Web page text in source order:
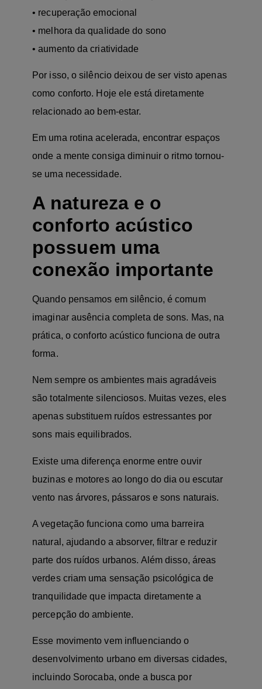
• recuperação emocional
• melhora da qualidade do sono
• aumento da criatividade
Por isso, o silêncio deixou de ser visto apenas
como conforto. Hoje ele está diretamente
relacionado ao bem-estar.
Em uma rotina acelerada, encontrar espaços
onde a mente consiga diminuir o ritmo tornou-
se uma necessidade.
A natureza e o
conforto acústico
possuem uma
conexão importante
Quando pensamos em silêncio, é comum
imaginar ausência completa de sons. Mas, na
prática, o conforto acústico funciona de outra
forma.
Nem sempre os ambientes mais agradáveis
são totalmente silenciosos. Muitas vezes, eles
apenas substituem ruídos estressantes por
sons mais equilibrados.
Existe uma diferença enorme entre ouvir
buzinas e motores ao longo do dia ou escutar
vento nas árvores, pássaros e sons naturais.
A vegetação funciona como uma barreira
natural, ajudando a absorver, filtrar e reduzir
parte dos ruídos urbanos. Além disso, áreas
verdes criam uma sensação psicológica de
tranquilidade que impacta diretamente a
percepção do ambiente.
Esse movimento vem influenciando o
desenvolvimento urbano em diversas cidades,
incluindo Sorocaba, onde a busca por